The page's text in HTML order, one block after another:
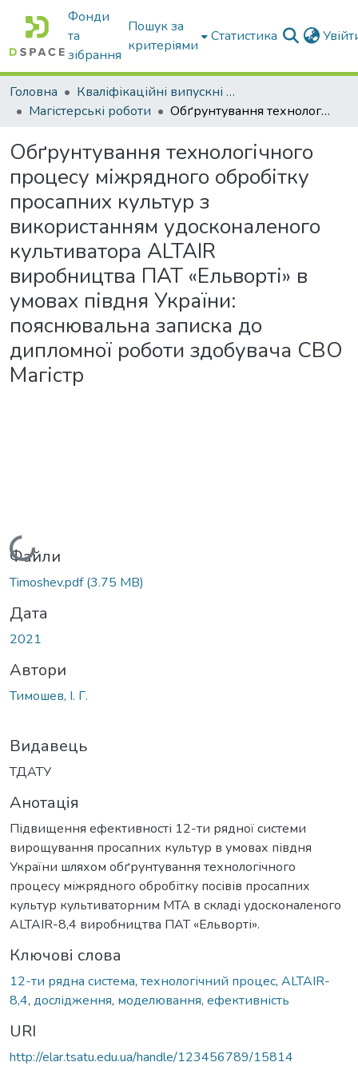
Фонди
та
зібрання
Пошук за
критеріями
Статистика
Головна
Кваліфікаційні випускні роботи бакалаврів і магістрів
Магістерські роботи
Обґрунтування технологічного процесу міжрядного обробітку просапних культур з використанням удосконаленого культиватора ALTAIR виробництва ПАТ «Ельворті» в умовах півдня України: пояснювальна записка до дипломної роботи здобувача СВО Магістр
Обґрунтування технологічного
процесу міжрядного обробітку
просапних культур з
використанням удосконаленого
культиватора ALTAIR
виробництва ПАТ «Ельворті» в
умовах півдня України:
пояснювальна записка до
дипломної роботи здобувача СВО
Магістр
Вантажиться...
Файли
Timoshev.pdf(3.75 MB)
Дата
2021
Автори
Тимошев, І. Г.
Видавець
ТДАТУ
Анотація
Підвищення ефективності 12-ти рядної системи
вирощування просапних культур в умовах півдня
України шляхом обґрунтування технологічного
процесу міжрядного обробітку посівів просапних
культур культиваторним МТА в складі удосконаленого
ALTAIR-8,4 виробництва ПАТ «Ельворті».
Ключові слова
12-ти рядна система, технологічний процес, ALTAIR-
8,4, дослідження, моделювання, ефективність
URI
http://elar.tsatu.edu.ua/handle/123456789/15814